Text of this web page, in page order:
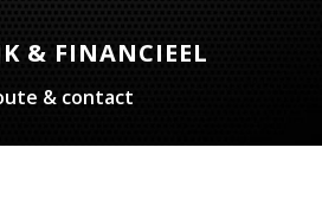
& FINANCIEEL
& contact